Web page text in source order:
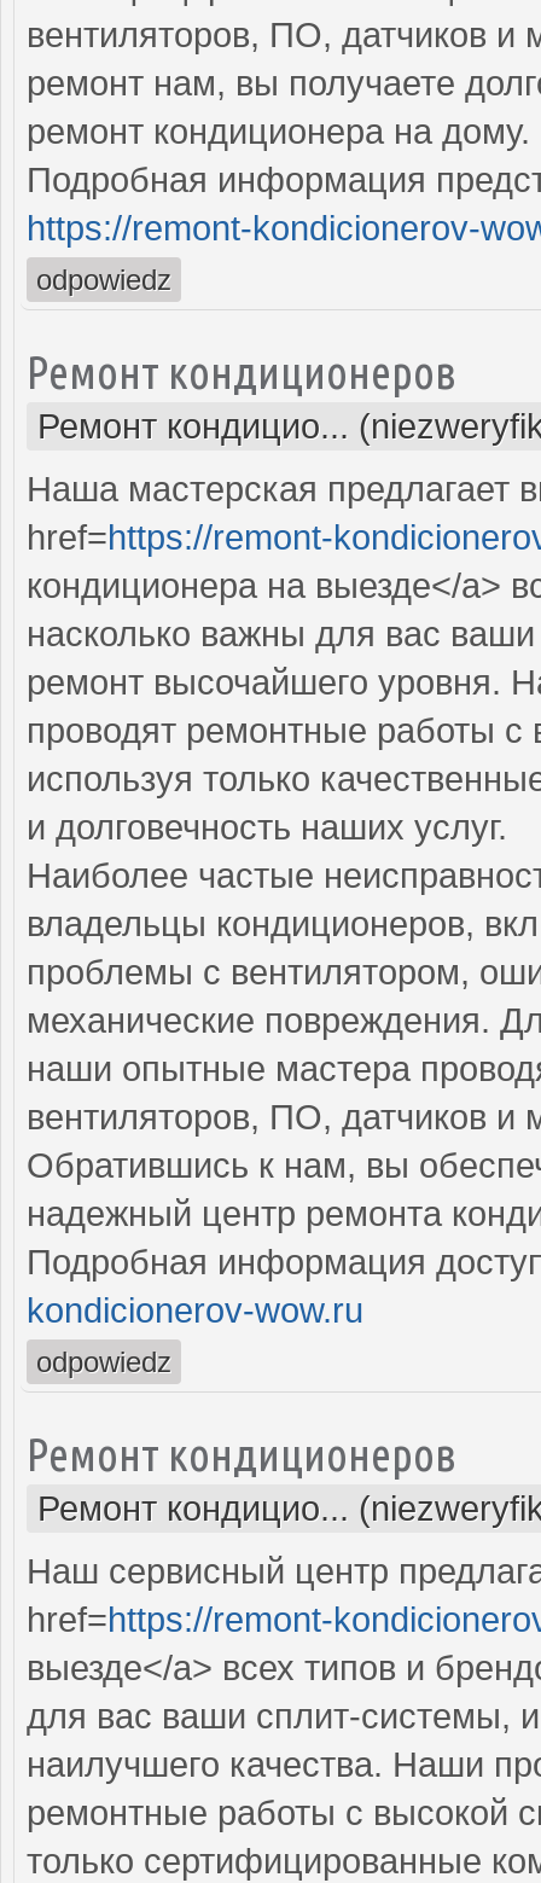
вентиляторов, ПО, датчиков и
ремонт нам, вы получаете
ремонт кондиционера на дому.
Подробная информация
https://remont-kondicionerov-
odpowiedz
Ремонт кондиционеров
Ремонт кондицио...
Наша мастерская предлагает
href=https://remont-
кондиционера на выезде</a>
насколько важны для вас
ремонт высочайшего уровня.
проводят ремонтные работы с
используя только
и долговечность наших услуг.
Наиболее частые
владельцы кондиционеров,
проблемы с вентилятором,
механические повреждения.
наши опытные мастера
вентиляторов, ПО, датчиков и
Обратившись к нам, вы
надежный центр ремонта
Подробная информация
kondicionerov-wow.ru
odpowiedz
Ремонт кондиционеров
Ремонт кондицио...
Наш сервисный центр
href=https://remont-
выезде</a> всех типов и
для вас ваши сплит-системы,
наилучшего качества. Наши
ремонтные работы с высокой
только сертифицированные